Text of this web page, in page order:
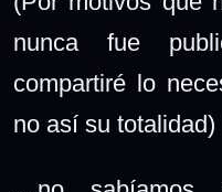
nunca fue
compartiré lo
no así su totalidad)